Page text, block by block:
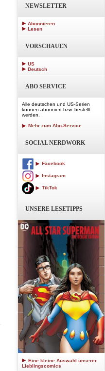
NEWSLETTER
Abonnieren
Lesen
VORSCHAUEN
US
Deutsch
ABO SERVICE
Alle deutschen und US-Serien
können abonniert bzw. bestellt
werden.
Mehr zum Abo-Service
SOCIAL NERDWORK
Facebook
Instagram
TikTok
UNSERE LESETIPPS
Eine kleine Auswahl unserer
Lieblingscomics